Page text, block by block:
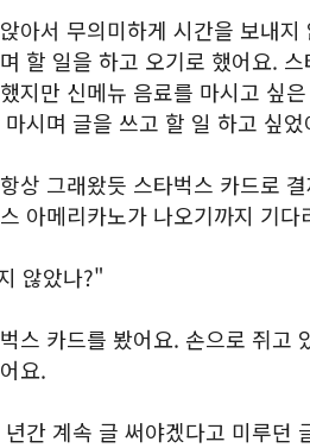
아서 무의미하게 시간을 보내
할 일을 하고 오기로 했어요.
지만 신메뉴 음료를 마시고 싶
시며 글을 쓰고 할 일 하고 싶었
상 그래왔듯 스타벅스 카드로
아메리카노가 나오기까지 기다
않았나?"
스 카드를 봤어요. 손으로 쥐고
요.
간 계속 글 써야겠다고 미루던